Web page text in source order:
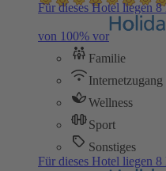
Für dieses Hotel liegen
von 100% vor
Familie
Internetzugang
Wellness
Sport
Sonstiges
Für dieses Hotel liegen